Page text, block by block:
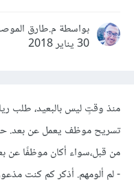
بواسطة م.طارق
30 يناير 2018
منذ وقتٍ ليس بالبعيد، طلب
تسريح موظف يعمل عن بعد.
من قبل،سواء أكان موظفًا عن
- لم ألومهم. أذكر كم كنت